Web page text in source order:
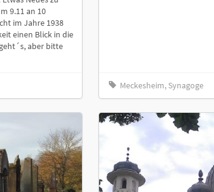
9.11 an 10
im Jahre 1938
einen Blick in die
aber bitte
Meckesheim, Synagoge